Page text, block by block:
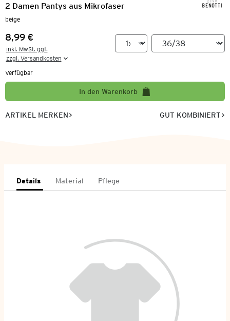
2 Damen Pantys aus Mikrofaser
beige
Preis:
8,99 €
inkl. MwSt. ggf.
zzgl. Versandkosten
Verfügbar
In den Warenkorb
ARTIKEL MERKEN GUT KOMBINIERT
Details Material Pflege